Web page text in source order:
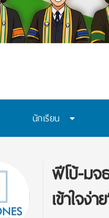
นักเรียน
ฟีโบ้-มจ
เข้าใจง่